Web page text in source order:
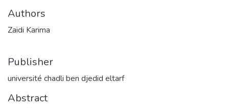
Authors
Zaidi Karima
Publisher
université chadli ben djedid eltarf
Abstract